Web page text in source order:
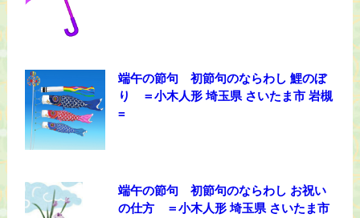
端午の節句 初節句のならわし 鯉のぼ
り ＝小木人形 埼玉県 さいたま市 岩槻
=
端午の節句 初節句のならわし お祝い
の仕方 ＝小木人形 埼玉県 さいたま市